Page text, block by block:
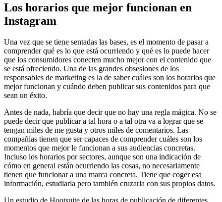
Los horarios que mejor funcionan en
Instagram
Una vez que se tiene sentadas las bases, es el momento de pasar a
comprender qué es lo que está ocurriendo y qué es lo puede hacer
que los consumidores conecten mucho mejor con el contenido que
se está ofreciendo. Una de las grandes obsesiones de los
responsables de marketing es la de saber cuáles son los horarios que
mejor funcionan y cuándo deben publicar sus contenidos para que
sean un éxito.
Antes de nada, habría que decir que no hay una regla mágica. No se
puede decir que publicar a tal hora o a tal otra va a lograr que se
tengan miles de me gusta y otros miles de comentarios. Las
compañías tienen que ser capaces de comprender cuáles son los
momentos que mejor le funcionan a sus audiencias concretas.
Incluso los horarios por sectores, aunque son una indicación de
cómo en general están ocurriendo las cosas, no necesariamente
tienen que funcionar a una marca concreta. Tiene que coger esa
información, estudiarla pero también cruzarla con sus propios datos.
Un estudio de Hootsuite de las horas de publicación de diferentes